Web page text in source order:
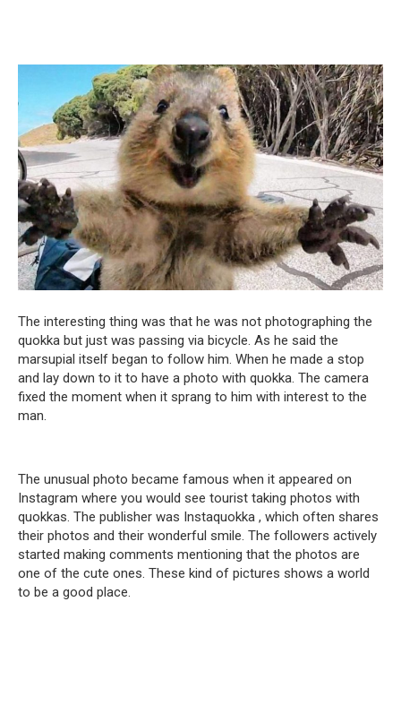
The interesting thing was that he was not photographing the
quokka but just was passing via bicycle. As he said the
marsupial itself began to follow him. When he made a stop
and lay down to it to have a photo with quokka. The camera
fixed the moment when it sprang to him with interest to the
man.
The unusual photo became famous when it appeared on
Instagram where you would see tourist taking photos with
quokkas. The publisher was Instaquokka , which often shares
their photos and their wonderful smile. The followers actively
started making comments mentioning that the photos are
one of the cute ones. These kind of pictures shows a world
to be a good place.